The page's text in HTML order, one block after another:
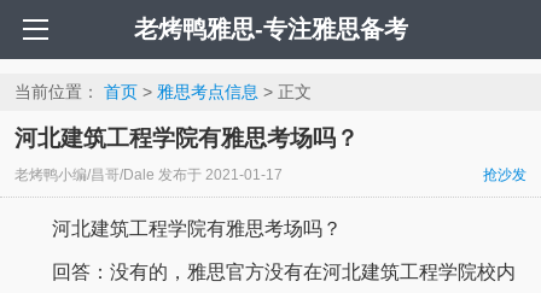
老烤鸭雅思-专注雅思备考
当前位置： 首页> 雅思考点信息 > 正文
河北建筑工程学院有雅思考场吗？
老烤鸭小编/昌哥/Dale 发布于 2021-01-17 抢沙发
河北建筑工程学院有雅思考场吗？
回答：没有的，雅思官方没有在河北建筑工程学院校内